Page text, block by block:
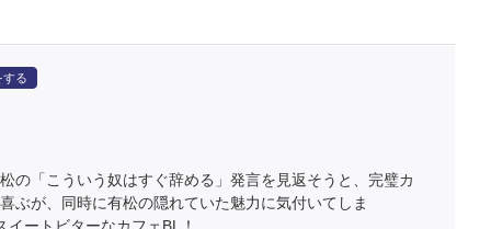
する
の「こういう奴はすぐ辞める」発言を見返そうと、完璧カ
ぶが、同時に有松の隠れていた魅力に気付いてしま
ートビターなカフェBL！